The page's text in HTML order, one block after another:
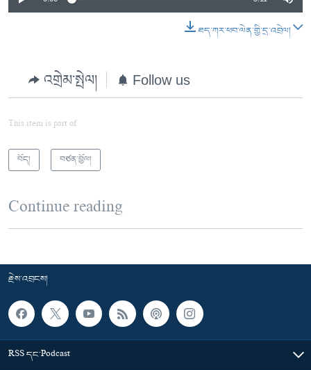
ཐད་ཀར་ཕབ་ལེན་གྱི་དྲ་འབྲེལ།
འགྲེམ་སྤེལ། Follow us
This item is part of
བོད། བཙན་བྱོལ།
Continue reading
རྗེས་འབྲངས།
RSS དང་Podcast